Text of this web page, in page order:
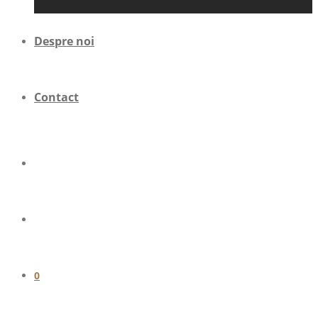
Despre noi
Contact
0